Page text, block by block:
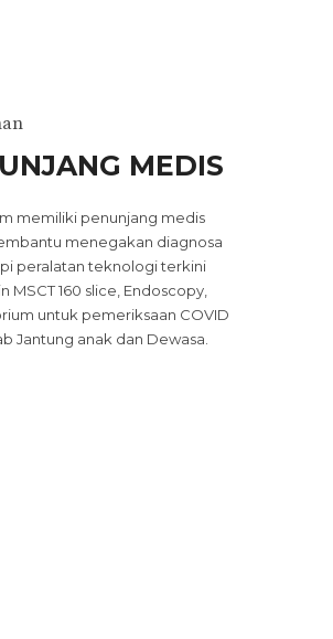
MEDIS
memiliki penunjang medis
menegakan diagnosa
peralatan teknologi terkini
MSCT 160 slice, Endoscopy,
untuk pemeriksaan COVID
Jantung anak dan Dewasa.